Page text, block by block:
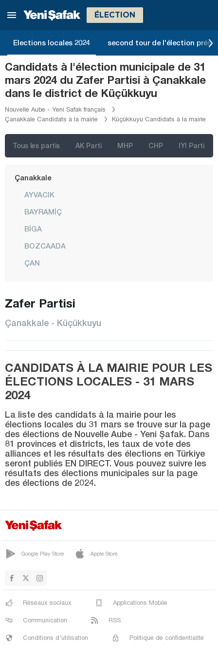
ÉLECTION
Elections locales 2024 second tour de l'élection
Candidats à l'élection municipale de 31
mars 2024 du Zafer Partisi à Çanakkale
dans le district de Küçükkuyu
Nouvelle Aube - Yeni Safak français
Çanakkale Candidats à la mairie
Küçükkuyu Candidats à la mairie
Tous les partis AK Parti MHP CHP IYI Parti
Bartın
Bayburt
Bilecik
Bingöl
Bitlis
Bolu
Bursa
Çanakkale
AYVACIK
BAYRAMİÇ
BİGA
BOZCAADA
ÇAN
GEYİKLİ
GÖKÇEADA
GÜMÜŞÇAY
KALKIM
KARABİGA
KAVAKKÖY
KEPEZ
KÜÇÜKKUYU
CENTRE
TERZİALAN
UMURBEY
YENİCE
Çankırı
Çorum
Denizli
Diyarbakır
Zafer Partisi
Çanakkale - Küçükkuyu
CANDIDATS À LA MAIRIE POUR LES
ÉLECTIONS LOCALES - 31 MARS
2024
La liste des candidats à la mairie pour les
élections locales du 31 mars se trouve sur la page
des élections de Nouvelle Aube - Yeni Şafak. Dans
81 provinces et districts, les taux de vote des
alliances et les résultats des élections en Türkiye
seront publiés EN DIRECT. Vous pouvez suivre les
résultats des élections municipales sur la page
des élections de 2024.
Google Play Store Apple Store
Réseaux sociaux Applications Mobile
Communication RSS
Conditions d'utilisation Politique de confidentialité